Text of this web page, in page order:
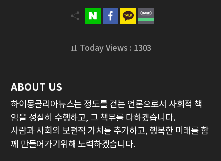
📊 Today Views : 1303
ABOUT US
하이몽골리아뉴스는 정도를 걷는 언론으로서 사회적 책
임을 성실히 수행하고, 그 책무를 다하겠습니다.
사람과 사회의 보편적 가치를 추가하고, 행복한 미래를 함
께 만들어가기위해 노력하겠습니다.